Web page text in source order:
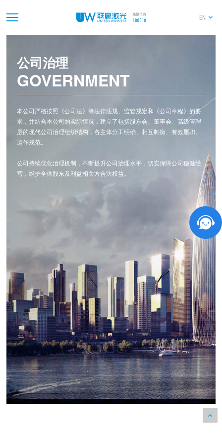
EN
公司治理
GOVERNMENT
本公司严格按照《公司法》等法律法规、监管规定和《公司章程》的要
求，并结合本公司的实际情况，建立了包括股东会、董事会、高级管理
层的现代公司治理组织结构，各主体分工明确、相互制衡、有效履职、
运作规范。
公司持续优化治理机制，不断提升公司治理水平，切实保障公司稳健经
营，维护全体股东及利益相关方合法权益。